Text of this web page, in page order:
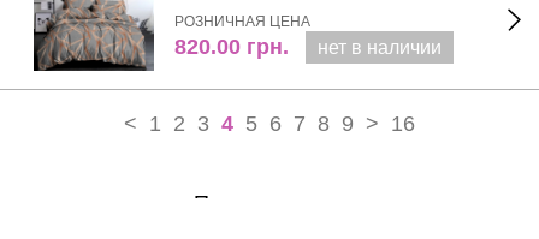
РОЗНИЧНАЯ ЦЕНА
820.00 грн. нет в наличии
< 1 2 3 4 5 6 7 8 9 > 16
Позвоните нам